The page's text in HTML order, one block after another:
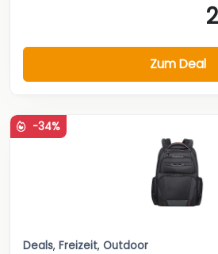
Zum Deal
-34%
Deals, Freizeit, Outdoor